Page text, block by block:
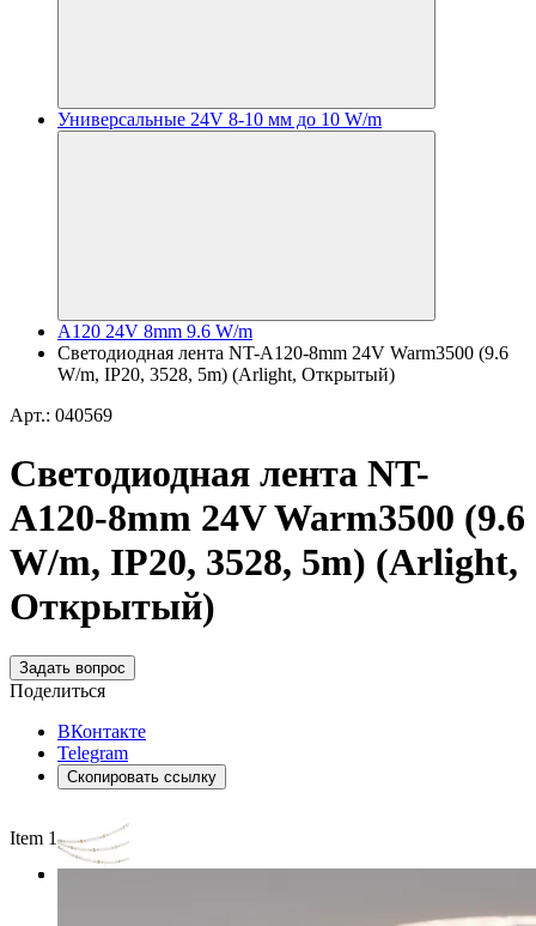
Универсальные 24V 8-10 мм до 10 W/m
A120 24V 8mm 9.6 W/m
Светодиодная лента NT-A120-8mm 24V Warm3500 (9.6
W/m, IP20, 3528, 5m) (Arlight, Открытый)
Арт.: 040569
Светодиодная лента NT-
A120-8mm 24V Warm3500 (9.6
W/m, IP20, 3528, 5m) (Arlight,
Открытый)
Задать вопрос
Поделиться
ВКонтакте
Telegram
Скопировать ссылку
Item 1 of 3